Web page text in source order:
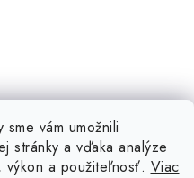
vám umožnili
stránky a vďaka analýze
a použiteľnosť. Viac